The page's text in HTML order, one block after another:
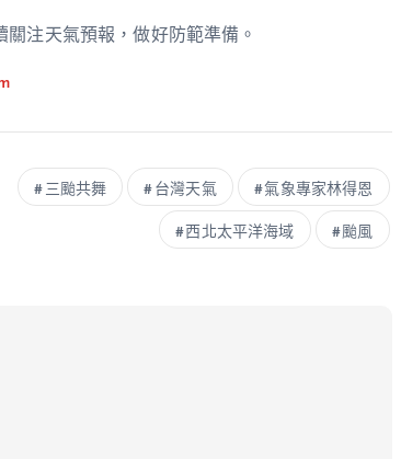
注天氣預報，做好防範準備。
三颱共舞 台灣天氣 氣象專家林得恩
西北太平洋海域 颱風